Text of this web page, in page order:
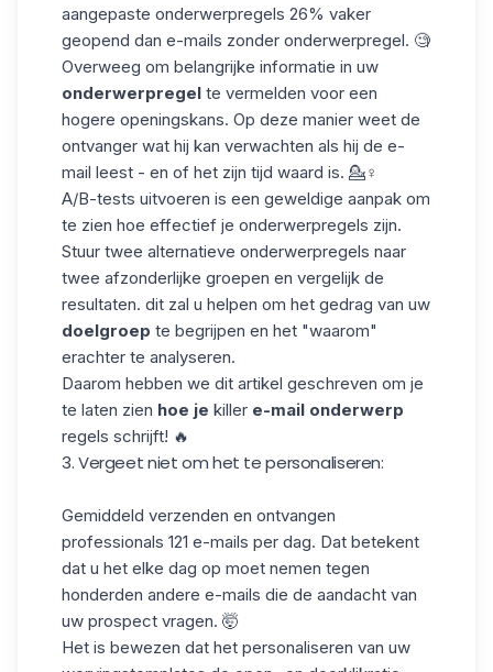
aangepaste onderwerpregels 26% vaker
geopend dan e-mails zonder onderwerpregel. 🧐
Overweeg om belangrijke informatie in uw
onderwerpregel te vermelden voor een
hogere openingskans. Op deze manier weet de
ontvanger wat hij kan verwachten als hij de e-
mail leest - en of het zijn tijd waard is. 💁♀️
A/B-tests uitvoeren is een geweldige aanpak om
te zien hoe effectief je onderwerpregels zijn.
Stuur twee alternatieve onderwerpregels naar
twee afzonderlijke groepen en vergelijk de
resultaten. dit zal u helpen om het gedrag van uw
doelgroep te begrijpen en het "waarom"
erachter te analyseren.
Daarom hebben we dit artikel geschreven om je
te laten zien hoe je killer e-mail onderwerp
regels schrijft! 🔥
3. Vergeet niet om het te personaliseren:
Gemiddeld verzenden en ontvangen
professionals 121 e-mails per dag. Dat betekent
dat u het elke dag op moet nemen tegen
honderden andere e-mails die de aandacht van
uw prospect vragen. 🤯
Het is bewezen dat het personaliseren van uw